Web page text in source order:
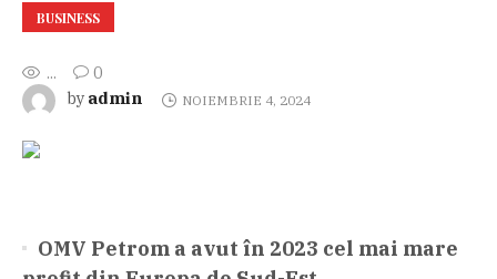
BUSINESS
...
0
by admin NOIEMBRIE 4, 2024
OMV Petrom a avut în 2023 cel mai mare